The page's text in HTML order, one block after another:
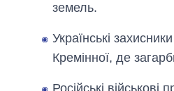
земель.
Українські
Кремінної, де